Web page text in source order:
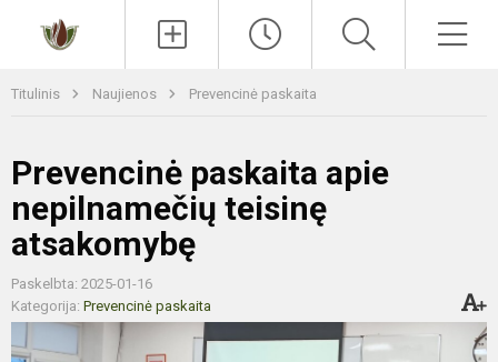
Titulinis Naujienos Prevencinė paskaita
Prevencinė paskaita apie
nepilnamečių teisinę
atsakomybę
Paskelbta: 2025-01-16
Kategorija: Prevencinė paskaita